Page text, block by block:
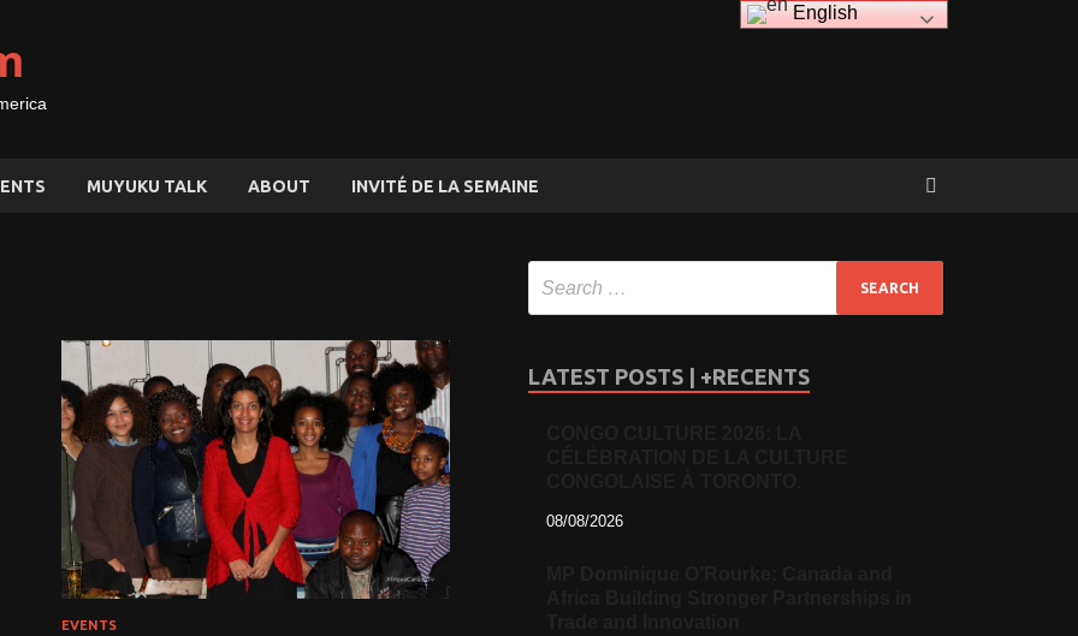
MUYUKU TALK ABOUT INVITÉ DE LA SEMAINE
EVENTS
LATEST POSTS | +RECENTS
08/08/2026
English